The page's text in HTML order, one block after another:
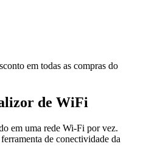
em todas as compras do
de WiFi
em uma rede Wi-Fi por vez.
de conectividade da